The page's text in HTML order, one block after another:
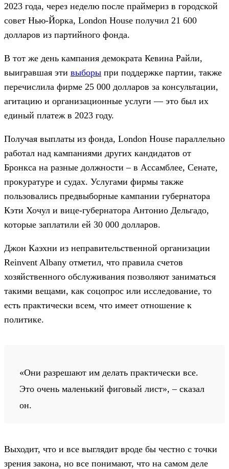
2023 года, через неделю после праймериз в городской
совет Нью-Йорка, London House получил 21 600
долларов из партийного фонда.
В тот же день кампания демократа Кевина Райли,
выигравшая эти выборы при поддержке партии, также
перечислила фирме 25 000 долларов за консультации,
агитацию и организационные услуги — это был их
единый платеж в 2023 году.
Получая выплаты из фонда, London House параллельно
работал над кампаниями других кандидатов от
Бронкса на разные должности – в Ассамблее, Сенате,
прокуратуре и судах. Услугами фирмы также
пользовались предвыборные кампании губернатора
Кэти Хочул и вице-губернатора Антонио Дельгадо,
которые заплатили ей 30 000 долларов.
Джон Каэхни из неправительственной организации
Reinvent Albany отметил, что правила счетов
хозяйственного обслуживания позволяют заниматься
такими вещами, как соцопрос или исследование, то
есть практически всем, что имеет отношение к
политике.
«Они разрешают им делать практически все.
Это очень маленький фиговый лист», – сказал
он.
Выходит, что и все выглядит вроде бы честно с точки
зрения закона, но все понимают, что на самом деле